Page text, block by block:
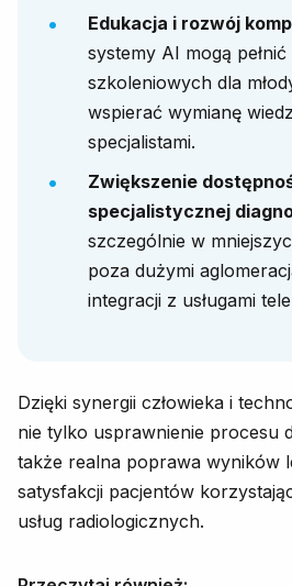
Edukacja i rozwój
systemy AI mogą
szkoleniowych dla
wspierać wymianę
specjalistami.
Zwiększenie
specjalistycznej
szczególnie w
poza dużymi
integracji z usługami
Dzięki synergii człowieka i
nie tylko usprawnienie procesu
także realna poprawa wyników
satysfakcji pacjentów
usług radiologicznych.